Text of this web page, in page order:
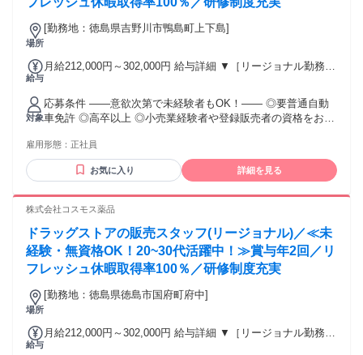
場所
[勤務地：徳島県吉野川市鴨島町上下島]
給与
月給212,000円～302,000円 給与詳細 ▼［リージョナル勤務］
（残業時間 月2h程度） 247,000円～277,000円 【スキルアッ
プコース】早期キャリアアップを目指したい方向け 271,000円
～317,600円 （15ｈ分時間外手当含む。実際の残業時間11
ｈ） ※赴任住宅手当3万円込み（家賃6万円の物件入居の場
344,300円 （29ｈ分時間外手当含む。実際の残業時間16.5ｈ）
※赴任住宅手当3万円込み（家賃6万円の物件入居の場合）
【経験者B】小売業で店長・マネジメント職経験者(登録販売
者)) 309,300円～376,200円 （39ｈ分時間外手当含む。実際の
残業時間22ｈ） ※赴任住宅手当3万円込み（家賃6万円の物件
入居の場合） 勤務形態やエリアによって異なります。 詳細に
ついては【勤務地範囲と給与について】をご確認ください。
対象
応募条件 ――意欲次第で未経験者もOK！―― ◎要普通自動
車免許 ◎高卒以上 ◎小売業経験者や登録販売者の資格をお持
後、資格取得を目指すことも可能。研修や講習会もあり。 ※
同業界からの転職者が増えてきており、入社後活躍に繋がっ
ています。もちろん異業界からの応募や、第二新卒者も含め
雇用形態： 正社員
お気に入り 詳細を見る
株式会社コスモス薬品
ドラッグストアの販売スタッフ(リージョナル)／≪未
経験・無資格OK！20~30代活躍中！≫賞与年2回／リ
フレッシュ休暇取得率100％／研修制度充実
場所
[勤務地：徳島県徳島市国府町府中]
給与
月給212,000円～302,000円 給与詳細 ▼［リージョナル勤務］